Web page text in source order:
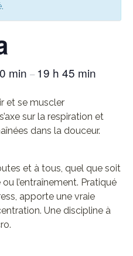
min – 19 h 45 min
et se muscler
sur la respiration et
dans la douceur.
et à tous, quel que soit
l’entraînement. Pratiqué
apporte une vraie
Une discipline à